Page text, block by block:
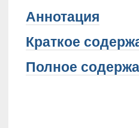
Аннотация
Краткое
Полное